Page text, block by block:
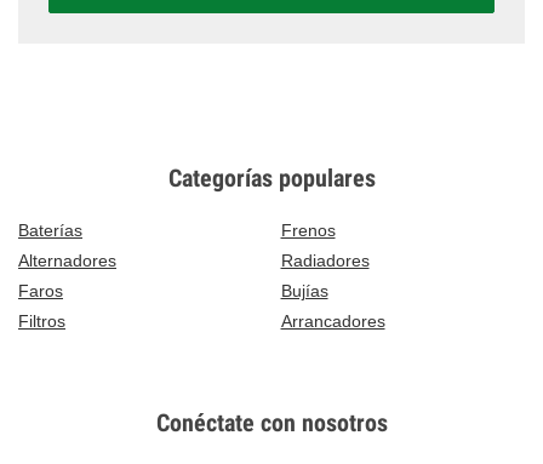
Categorías populares
Baterías
Frenos
Alternadores
Radiadores
Faros
Bujías
Filtros
Arrancadores
Conéctate con nosotros